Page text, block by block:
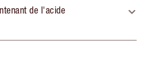
de l'acide